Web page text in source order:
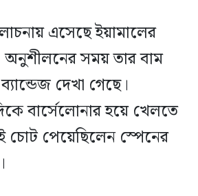
এসেছে ইয়ামালের
অনুশীলনের সময় তার বাম
দেখা গেছে।
বার্সেলোনার হয়ে খেলতে
পেয়েছিলেন স্পেনের